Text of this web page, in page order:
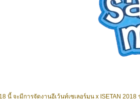
จะมีการจัดงานอีเว้นท์เซเลอร์มูน x ISETAN